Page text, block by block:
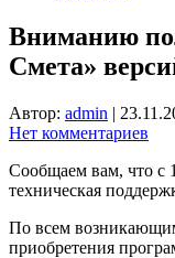
Вниманию
Смета»
Автор: admin |
Нет комментариев
Сообщаем вам, что с
техническая
По всем
приобретения